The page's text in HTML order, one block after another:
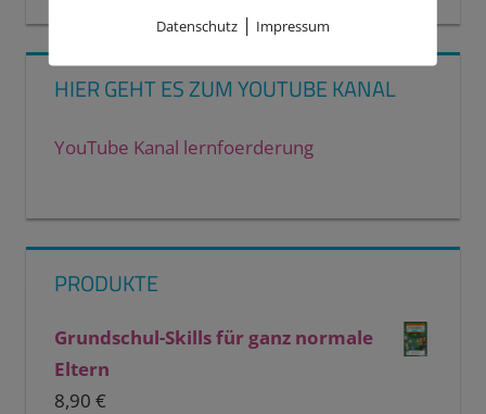
HIER GEHT ES ZUM YOUTUBE KANAL
YouTube Kanal lernfoerderung
PRODUKTE
Grundschul-Skills für ganz normale
Eltern
8,90 €
Datenschutz| Impressum